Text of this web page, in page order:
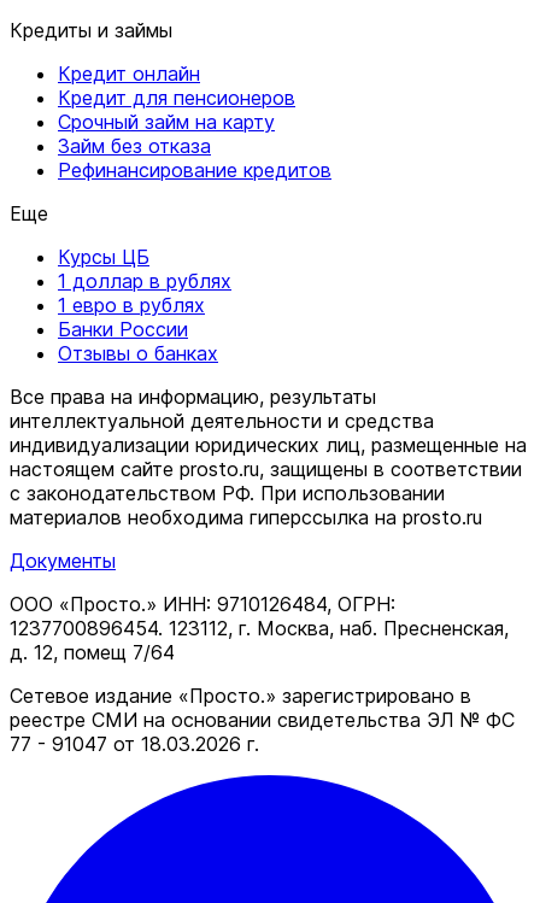
Кредиты и займы
Кредит онлайн
Кредит для пенсионеров
Срочный займ на карту
Займ без отказа
Рефинансирование кредитов
Еще
Курсы ЦБ
1 доллар в рублях
1 евро в рублях
Банки России
Отзывы о банках
Все права на информацию, результаты
интеллектуальной деятельности и средства
индивидуализации юридических лиц, размещенные на
настоящем сайте prosto.ru, защищены в соответствии
c законодательством РФ. При использовании
материалов необходима гиперссылка на prosto.ru
Документы
ООО «Просто.» ИНН: 9710126484, ОГРН:
1237700896454. 123112, г. Москва, наб. Пресненская,
д. 12, помещ 7/64
Сетевое издание «Просто.» зарегистрировано в
реестре СМИ на основании свидетельства ЭЛ № ФС
77 - 91047 от 18.03.2026 г.